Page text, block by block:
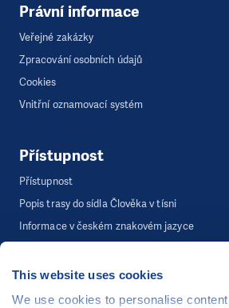
This website uses cookies
We use cookies to personalise
Právní informace
Veřejné zakázky
Zpracování osobních údajů
Cookies
Vnitřní oznamovací systém
Přístupnost
Přístupnost
Popis trasy do sídla Člověka v tísni
Informace v českém znakovém jazyce
Webová stránka běží na bezplatně